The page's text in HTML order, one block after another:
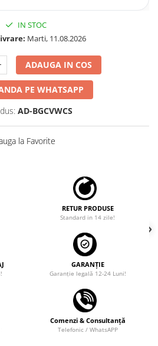
IN STOC
Marti, 11.08.2026
ADAUGA IN COS
PE WHATSAPP
AD-BGCVWCS
la Favorite
RETUR PRODUSE
Standard in 14 zile!
GARANȚIE
Garanţie legală 12-24 Luni!
Comenzi & Consultanță
Telefonic / WhatsAPP